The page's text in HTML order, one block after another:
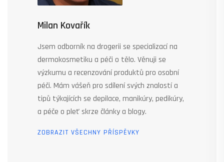
Milan Kovařík
Jsem odborník na drogerii se specializací na
dermokosmetiku a péči o tělo. Věnuji se
výzkumu a recenzování produktů pro osobní
péči. Mám vášeň pro sdílení svých znalostí a
tipů týkajících se depilace, manikúry, pedikúry,
a péče o pleť skrze články a blogy.
ZOBRAZIT VŠECHNY PŘÍSPĚVKY